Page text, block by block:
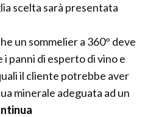
scelta sarà presentata
un sommelier a 360° deve
panni di esperto di vino e
il cliente potrebbe aver
minerale adeguata ad un